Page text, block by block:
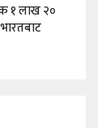
१ लाख २०